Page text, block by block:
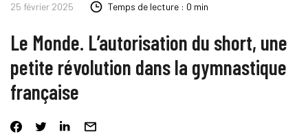
25 février 2025 Temps de lecture : 0 min
Le Monde. L’autorisation du short, une
petite révolution dans la gymnastique
française